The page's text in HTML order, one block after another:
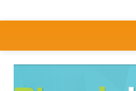
Tentang